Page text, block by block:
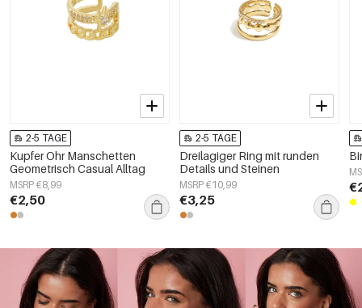
2-5 TAGE
Kupfer Ohr Manschetten
Geometrisch Casual Alltag
MSRP €8,99
€2,50
2-5 TAGE
Dreilagiger Ring mit runden
Details und Steinen
MSRP €10,99
€3,25